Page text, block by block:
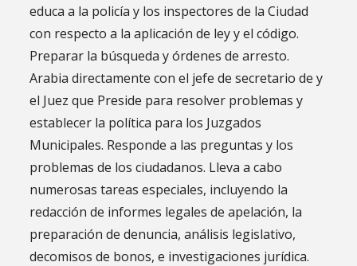
educa a la policía y los inspectores de la Ciudad
con respecto a la aplicación de ley y el código.
Preparar la búsqueda y órdenes de arresto.
Arabia directamente con el jefe de secretario de y
el Juez que Preside para resolver problemas y
establecer la política para los Juzgados
Municipales. Responde a las preguntas y los
problemas de los ciudadanos. Lleva a cabo
numerosas tareas especiales, incluyendo la
redacción de informes legales de apelación, la
preparación de denuncia, análisis legislativo,
decomisos de bonos, e investigaciones jurídica.